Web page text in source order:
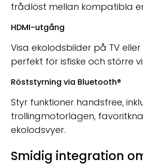
trådlöst mellan kompatibla
HDMI-utgång
Visa ekolodsbilder på TV
perfekt för isfiske och större
Röststyrning via Bluetooth®
Styr funktioner handsfree,
trollingmotorlägen,
ekolodsvyer.
Smidig integration